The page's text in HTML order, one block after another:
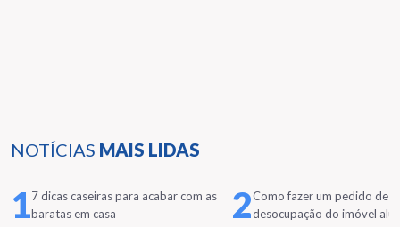
NOTÍCIAS MAIS LIDAS
17 dicas caseiras para acabar com as
baratas em casa
2Como fazer um pedido de
desocupação do imóvel